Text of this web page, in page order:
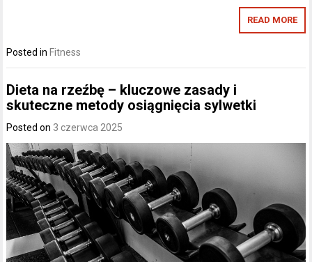
READ MORE
Posted in Fitness
Dieta na rzeźbę – kluczowe zasady i
skuteczne metody osiągnięcia sylwetki
Posted on 3 czerwca 2025